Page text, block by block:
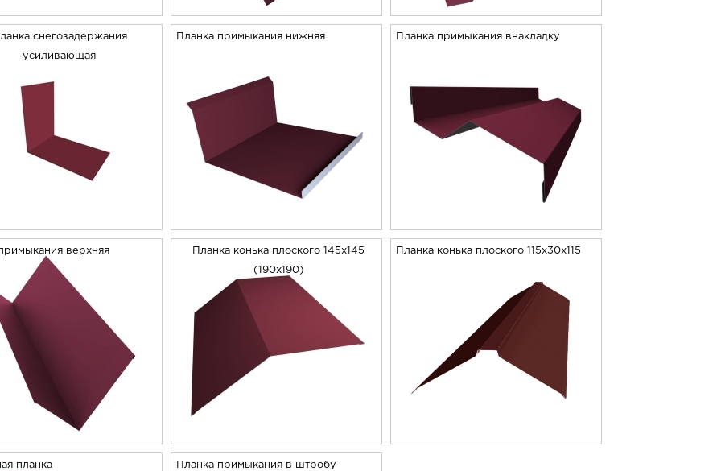
снегозадержания
усиливающая
Планка примыкания нижняя Планка примыкания внакладку
верхняя Планка конька плоского 145х145
(190х190)
Планка конька плоского 115х30х115
планка Планка примыкания в штробу